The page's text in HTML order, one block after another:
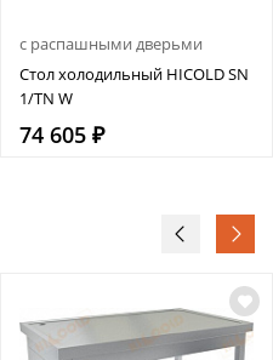
с распашными дверьми
Стол холодильный HICOLD SN
1/TN W
74 605 ₽